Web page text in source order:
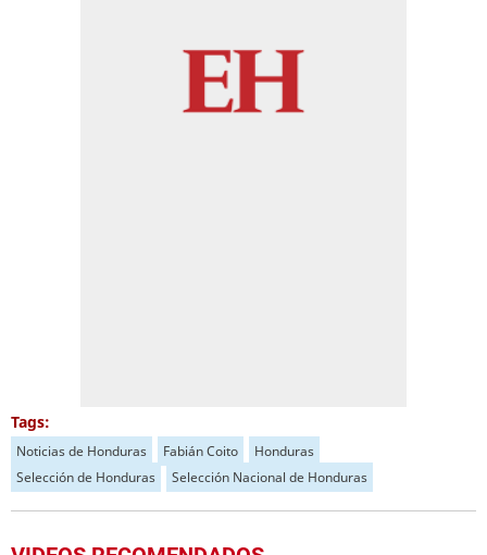
Tags:
Noticias de Honduras Fabián Coito
Honduras
Selección de Honduras
Selección Nacional de Honduras